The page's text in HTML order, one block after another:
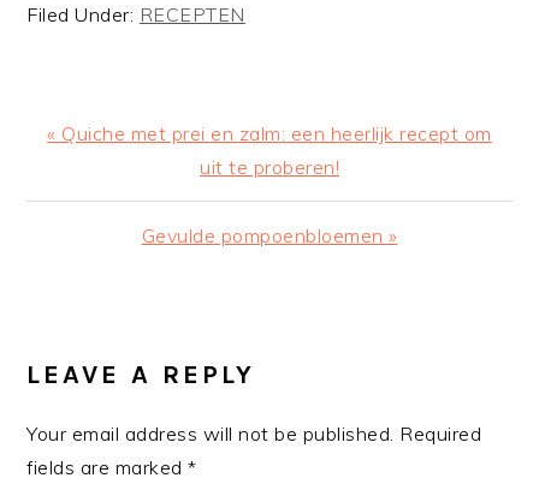
Filed Under: RECEPTEN
Previous
« Quiche met prei en zalm: een heerlijk recept om
uit te proberen!
Next
Gevulde pompoenbloemen »
INTERACTIONS
LEAVE A REPLY
Your email address will not be published. Required
fields are marked*